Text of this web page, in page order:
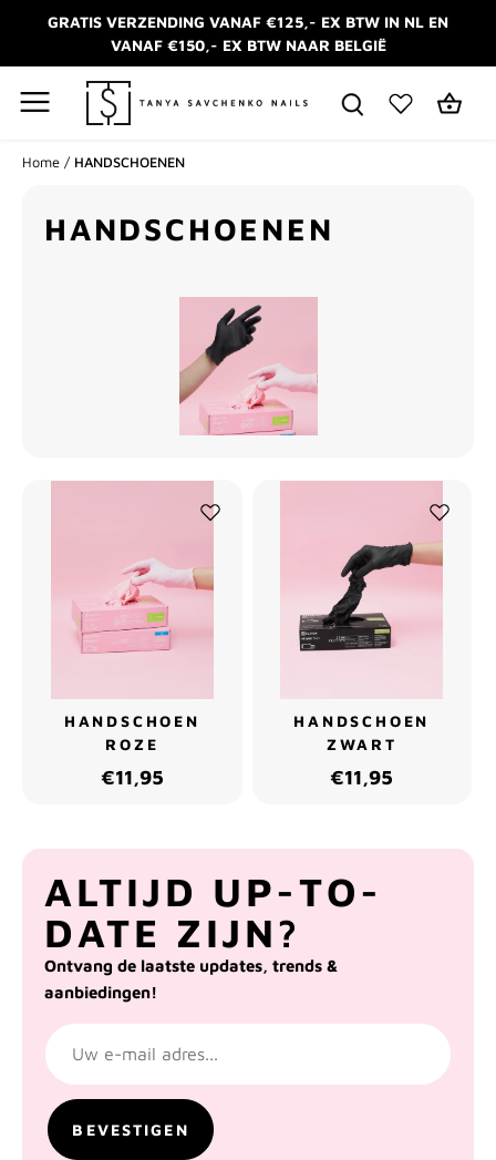
GRATIS VERZENDING VANAF €125,- EX BTW IN NL EN
VANAF €150,- EX BTW NAAR BELGIË
Home / HANDSCHOENEN
HANDSCHOENEN
HANDSCHOEN
ROZE
€11,95
HANDSCHOEN
ZWART
€11,95
ALTIJD UP-TO-
DATE ZIJN?
Ontvang de laatste updates, trends &
aanbiedingen!